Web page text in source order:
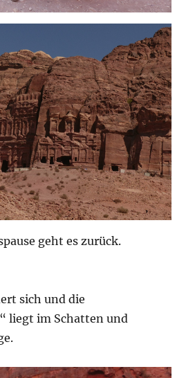
geht es zurück.
sich und die
liegt im Schatten und